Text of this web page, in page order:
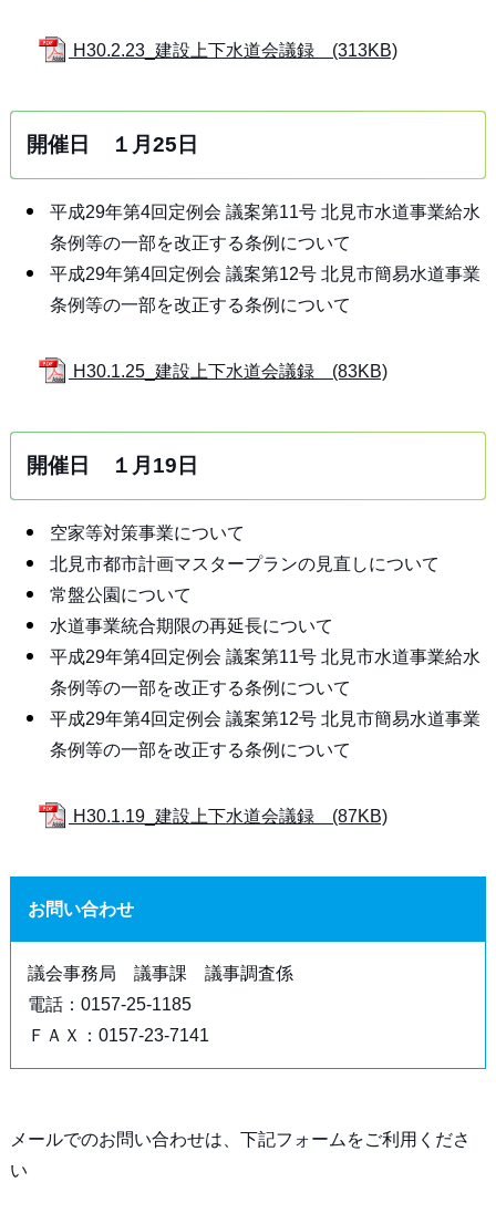
H30.2.23_建設上下水道会議録 (313KB)
開催日 １月25日
平成29年第4回定例会 議案第11号 北見市水道事業給水
条例等の一部を改正する条例について
平成29年第4回定例会 議案第12号 北見市簡易水道事業
条例等の一部を改正する条例について
H30.1.25_建設上下水道会議録 (83KB)
開催日 １月19日
空家等対策事業について
北見市都市計画マスタープランの見直しについて
常盤公園について
水道事業統合期限の再延長について
平成29年第4回定例会 議案第11号 北見市水道事業給水
条例等の一部を改正する条例について
平成29年第4回定例会 議案第12号 北見市簡易水道事業
条例等の一部を改正する条例について
H30.1.19_建設上下水道会議録 (87KB)
お問い合わせ
議会事務局 議事課 議事調査係
電話：0157-25-1185
ＦＡＸ：0157-23-7141
メールでのお問い合わせは、下記フォームをご利用くださ
い